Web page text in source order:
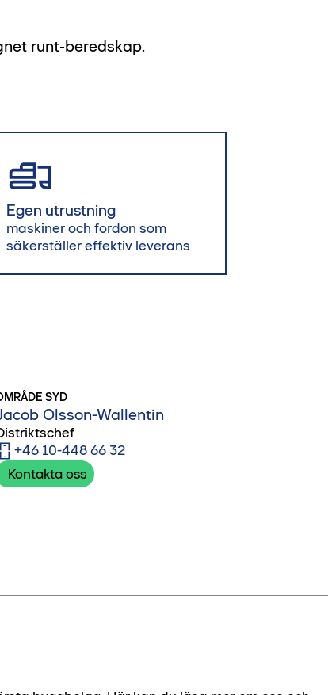
runt‑beredskap.
Egen utrustning
maskiner och fordon som
säkerställer effektiv leverans
SYD
Olsson-Wallentin
+46 10-448 66 32
Kontakta oss